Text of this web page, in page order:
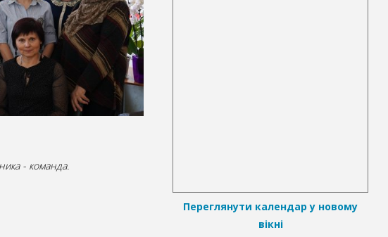
- команда.
Переглянути календар у новому
вікні